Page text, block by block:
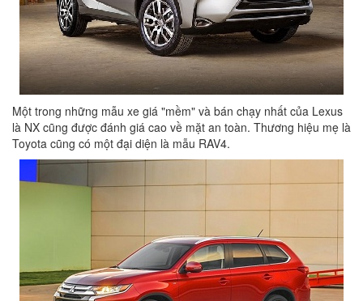
Một trong những mẫu xe giá "mềm" và bán chạy nhất của Lexus
là NX cũng được đánh giá cao về mặt an toàn. Thương hiệu mẹ là
Toyota cũng có một đại diện là mẫu RAV4.